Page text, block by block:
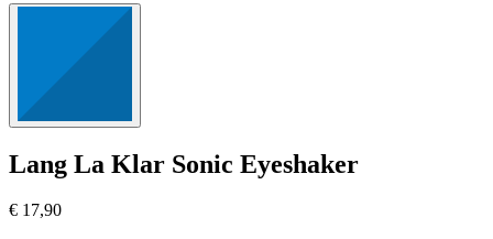
Lang La Klar Sonic Eyeshaker
€ 17,90